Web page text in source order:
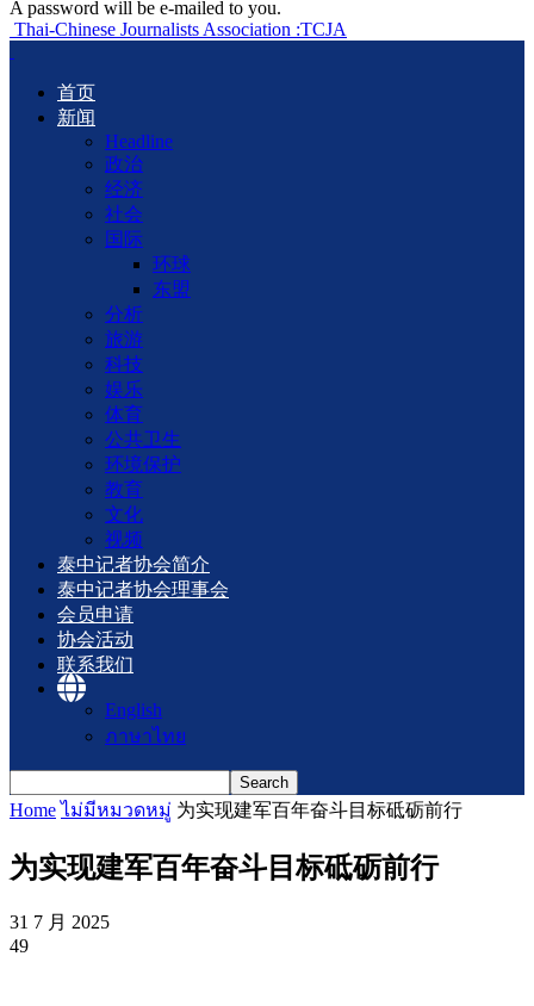
A password will be e-mailed to you.
Thai-Chinese Journalists Association :TCJA
首页
新闻
Headline
政治
经济
社会
国际
环球
东盟
分析
旅游
科技
娱乐
体育
公共卫生
环境保护
教育
文化
视频
泰中记者协会简介
泰中记者协会理事会
会员申请
协会活动
联系我们
English
ภาษาไทย
Home ไม่มีหมวดหมู่ 为实现建军百年奋斗目标砥砺前行
为实现建军百年奋斗目标砥砺前行
31 7 月 2025
49